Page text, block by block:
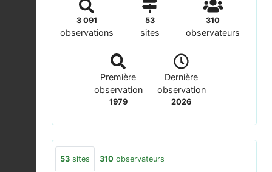
3 091
observations
53
sites
310
observateurs
Première
observation
1979
Dernière
observation
2026
53 sites 310 observateurs